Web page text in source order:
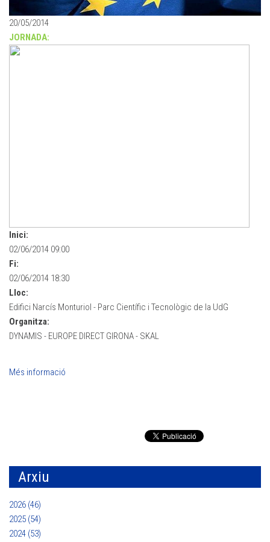
20/05/2014
JORNADA:
Inici:
02/06/2014 09:00
Fi:
02/06/2014 18:30
Lloc:
Edifici Narcís Monturiol - Parc Científic i Tecnològic de la UdG
Organitza:
DYNAMIS - EUROPE DIRECT GIRONA - SKAL
Més informació
Arxiu
2026 (46)
2025 (54)
2024 (53)